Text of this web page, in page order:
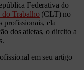
Federativa do
do Trabalho (CLT) no
profissionais, ela
dos atletas, o direito a
em seu artigo